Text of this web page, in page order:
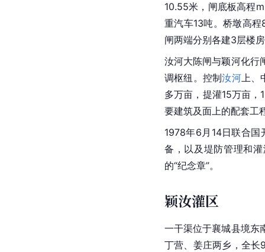
10.55米，闸底板高程
重汽车13吨。 桥墩高程
闸两端分别各建3层楼
汝河大陈闸与颖河化行
调枢纽。控制汝河上、
多万亩，提灌15万亩
要建筑及面上的配套工
1978年6月14日联合国
备，以及堤防管理和
的“纪念章”。
颖汝灌区
一干渠位于襄城县境东
丁营、姜庄两乡，全